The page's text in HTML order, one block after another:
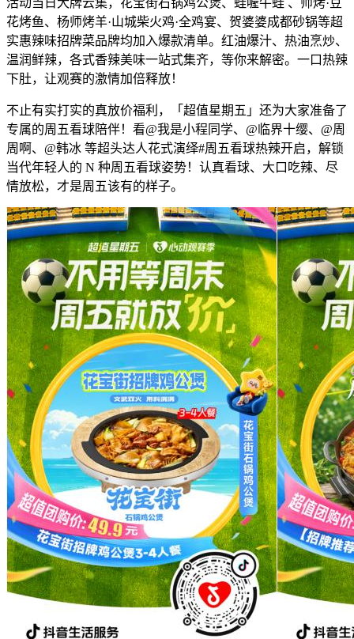
活动当日大牌云集，花宝街石锅鸡公煲、蛙喔牛蛙 、师烤·豆
花烤鱼、杨师烤羊·山城柴火鸡·全鸡宴、贺婆婆成都砂锅等超
实惠辣味招牌菜品牌均加入爆款清单。红油爆汁、热油烹炒、
温润鲜辣，各式香辣美味一站式集齐，等你来解密。一口热辣
下肚，让观赛的激情加倍释放！
不止有实打实的真放价福利，「超值星期五」还为大家准备了
专属的周五看球陪伴！看@我是小程同学、@临界十缨、@周
周啊、@韩冰 等超头达人花式演绎#周五看球热辣开启，解锁
当代年轻人的 N 种周五看球姿势！认真看球、大口吃辣、尽
情放松，才是周五该有的样子。